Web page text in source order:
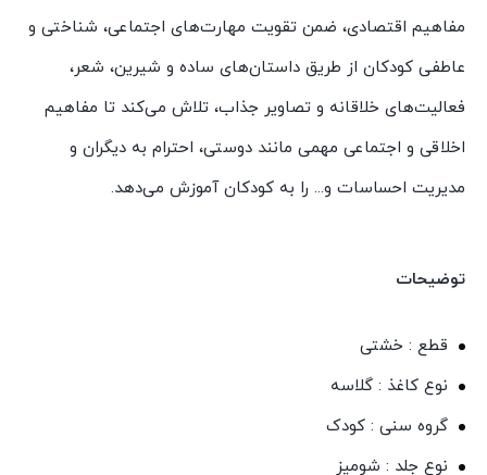
مفاهیم اقتصادی، ضمن تقویت مهارت‌های اجتماعی، شناختی و
عاطفی کودکان از طریق داستان‌های ساده و شیرین، شعر،
فعالیت‌های خلاقانه و تصاویر جذاب، تلاش می‌کند تا مفاهیم
اخلاقی و اجتماعی مهمی مانند دوستی، احترام به دیگران و
مدیریت احساسات و... را به کودکان آموزش می‌دهد.
توضیحات
قطع : خشتی
نوع کاغذ : گلاسه
گروه سنی : کودک
نوع جلد : شومیز